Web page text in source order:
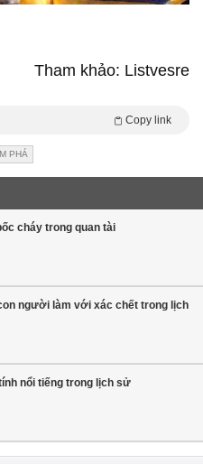
Tham khảo: Listvesre
Copy link
PHÁ
cháy trong quan tài
người làm với xác chết trong lịch
nổi tiếng trong lịch sử